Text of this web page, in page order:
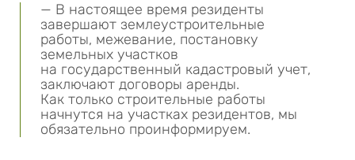
— В настоящее время резиденты
завершают землеустроительные
работы, межевание, постановку
земельных участков
на государственный кадастровый учет,
заключают договоры аренды.
Как только строительные работы
начнутся на участках резидентов, мы
обязательно проинформируем.